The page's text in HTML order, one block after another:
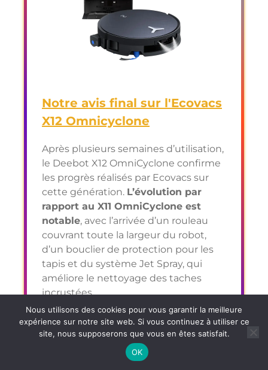
Notre avis final sur l'Ecovacs
X12 Omnicyclone
Après plusieurs semaines d’utilisation,
le Deebot X12 OmniCyclone confirme
les progrès réalisés par Ecovacs sur
cette génération. L’évolution par
rapport au X11 OmniCyclone est
notable, avec l’arrivée d’un rouleau
couvrant toute la largeur du robot,
d’un bouclier de protection pour les
tapis et du système Jet Spray, qui
améliore le nettoyage des taches
incrustées.
Le système Power Boost franchit
également un cap en matière
d’autonomie. Son fonctionnement
permet de repousser les limites
Voir l'offre de l'Ecovacs X12 OmniCyclone
Nous utilisons des cookies pour vous garantir la meilleure
expérience sur notre site web. Si vous continuez à utiliser ce
site, nous supposerons que vous en êtes satisfait.
OK